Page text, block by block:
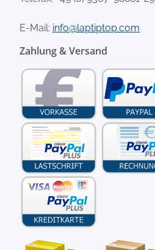
E-Mail: info@laptiptop.com
Zahlung & Versand